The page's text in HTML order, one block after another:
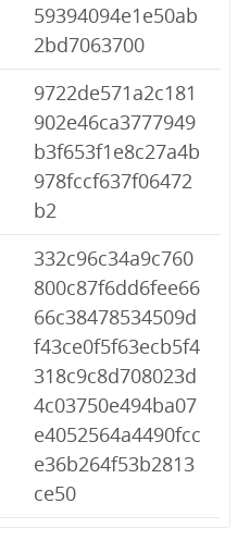
59394094e1e50ab
2bd7063700
9722de571a2c181
902e46ca3777949
b3f653f1e8c27a4b
978fccf637f06472
b2
332c96c34a9c760
800c87f6dd6fee66
66c38478534509d
f43ce0f5f63ecb5f4
318c9c8d708023d
4c03750e494ba07
e4052564a4490fcc
e36b264f53b2813
ce50